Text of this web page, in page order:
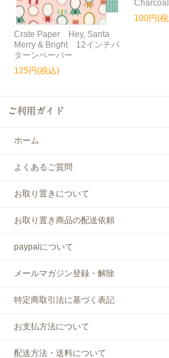
Crate Paper Hey, Santa
Merry & Bright 12インチパ
ターンペーパー
125円(税込)
100円(
ホーム
よくあるご質問
お取り置きについて
お取り置き商品の配送依頼
paypalについて
メールマガジン登録・解除
特定商取引法に基づく表記
お支払方法について
配送方法・送料について